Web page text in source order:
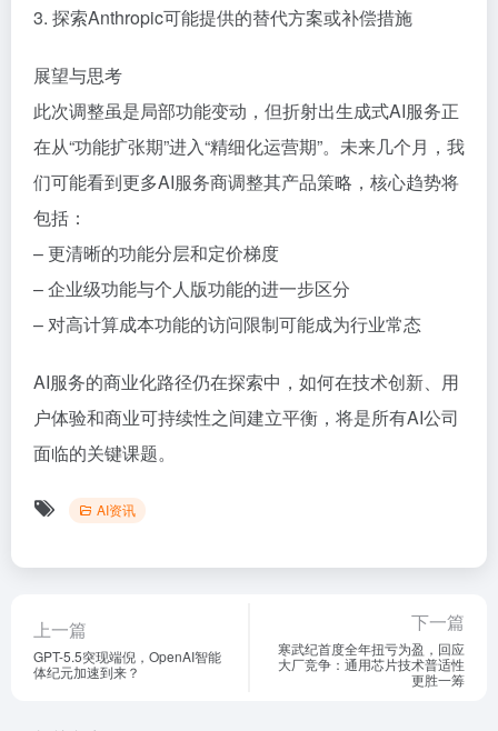
3. 探索Anthropic可能提供的替代方案或补偿措施
展望与思考
此次调整虽是局部功能变动，但折射出生成式AI服务正
在从“功能扩张期”进入“精细化运营期”。未来几个月，我
们可能看到更多AI服务商调整其产品策略，核心趋势将
包括：
– 更清晰的功能分层和定价梯度
– 企业级功能与个人版功能的进一步区分
– 对高计算成本功能的访问限制可能成为行业常态
AI服务的商业化路径仍在探索中，如何在技术创新、用
户体验和商业可持续性之间建立平衡，将是所有AI公司
面临的关键课题。
AI资讯
上一篇
GPT-5.5突现端倪，OpenAI智能
体纪元加速到来？
下一篇
寒武纪首度全年扭亏为盈，回应
大厂竞争：通用芯片技术普适性
更胜一筹